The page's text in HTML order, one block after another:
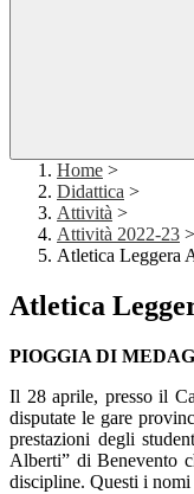
Home >
Didattica >
Attività >
Attività 2022-23 >
Atletica Leggera
Atletica
PIOGGIA DI
Il 28 aprile, presso il
disputate le gare
prestazioni degli
Alberti” di Benevento
discipline. Questi i